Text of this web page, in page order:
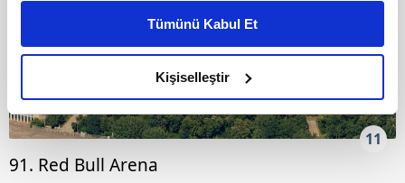
daha iyi reklam deneyimi yaşatabiliriz. Bunu yaparken
amacımızın size daha iyi bir reklam deneyimi sunmak
olduğunu ve sizlere en iyi içerikleri sunabilmek adına
elimizden gelen çabayı gösterdiğimizi ve bu noktada,
reklamların maliyetlerimizi karşılamak noktasında tek gelir
kalemimiz olduğunu sizlere hatırlatmak isteriz.
Tümünü Kabul Et
Kişiselleştir
11
91. Red Bull Arena